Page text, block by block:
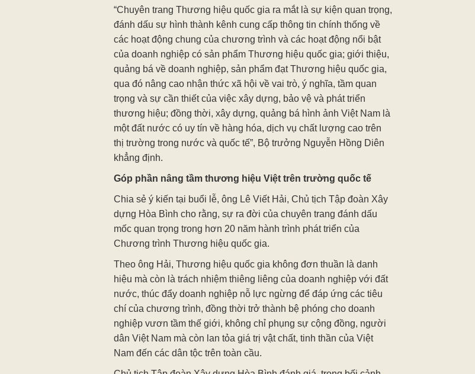
“Chuyên trang Thương hiệu quốc gia ra mắt là sự kiện quan trọng,
đánh dấu sự hình thành kênh cung cấp thông tin chính thống về
các hoạt động chung của chương trình và các hoạt động nổi bật
của doanh nghiệp có sản phẩm Thương hiệu quốc gia; giới thiệu,
quảng bá về doanh nghiệp, sản phẩm đạt Thương hiệu quốc gia,
qua đó nâng cao nhận thức xã hội về vai trò, ý nghĩa, tầm quan
trọng và sự cần thiết của việc xây dựng, bảo vệ và phát triển
thương hiệu; đồng thời, xây dựng, quảng bá hình ảnh Việt Nam là
một đất nước có uy tín về hàng hóa, dịch vụ chất lượng cao trên
thị trường trong nước và quốc tế”, Bộ trưởng Nguyễn Hồng Diên
khẳng định.
Góp phần nâng tầm thương hiệu Việt trên trường quốc tế
Chia sẻ ý kiến tại buổi lễ, ông Lê Viết Hải, Chủ tịch Tập đoàn Xây
dựng Hòa Bình cho rằng, sự ra đời của chuyên trang đánh dấu
mốc quan trọng trong hơn 20 năm hành trình phát triển của
Chương trình Thương hiệu quốc gia.
Theo ông Hải, Thương hiệu quốc gia không đơn thuần là danh
hiệu mà còn là trách nhiệm thiêng liêng của doanh nghiệp với đất
nước, thúc đẩy doanh nghiệp nỗ lực ngừng để đáp ứng các tiêu
chí của chương trình, đồng thời trở thành bệ phóng cho doanh
nghiệp vươn tầm thế giới, không chỉ phụng sự cộng đồng, người
dân Việt Nam mà còn lan tỏa giá trị vật chất, tinh thần của Việt
Nam đến các dân tộc trên toàn cầu.